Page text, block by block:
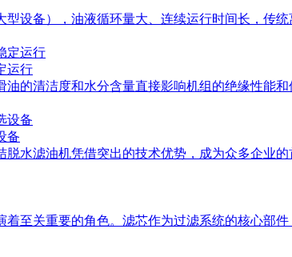
设备），油液循环量大、连续运行时间长，传
运行
的清洁度和水分含量直接影响机组的绝缘性能
备
水滤油机凭借突出的技术优势，成为众多企业
至关重要的角色。滤芯作为过滤系统的核心部